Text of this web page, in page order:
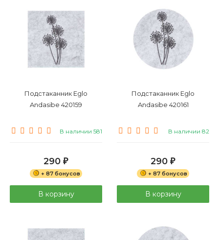
Подстаканник Eglo
Andasibe 420159
В наличии 581
290 ₽
+ 87 бонусов
В корзину
Подстаканник Eglo
Andasibe 420161
В наличии 82
290 ₽
+ 87 бонусов
В корзину